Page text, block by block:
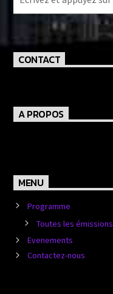
CONTACT
A PROPOS
MENU
Programme
Toutes les émissions
Evenements
Contactez-nous